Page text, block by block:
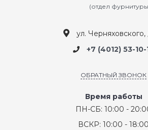
(отдел
ул.
+7 (4012) 53-10-
ОБРАТНЫЙ ЗВОНОК
Время работы
ПН-СБ: 10:00 -
ВСКР: 10:00 - 18:00